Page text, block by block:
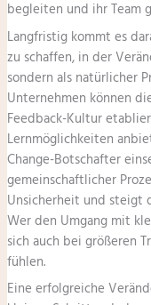
begleiten und ihr Team
Langfristig kommt es
zu schaffen, in der
sondern als natürlicher
Unternehmen können
Feedback-Kultur
Lernmöglichkeiten
Change-Botschafter
gemeinschaftlicher
Unsicherheit und steigt
Wer den Umgang mit
sich auch bei größeren
fühlen.
Eine erfolgreiche